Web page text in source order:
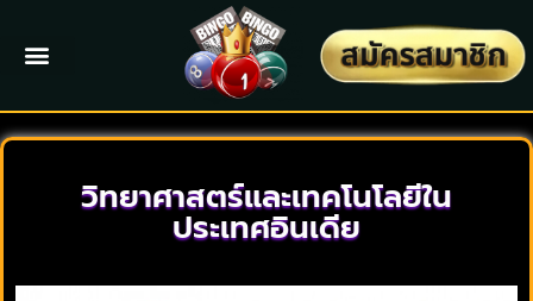
วิทยาศาสตร์และเทคโนโลยีใน
ประเทศอินเดีย